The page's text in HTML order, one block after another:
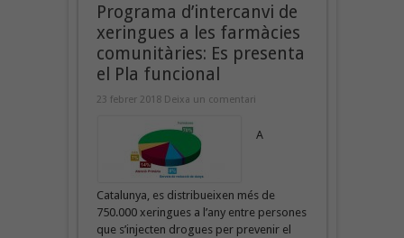
Programa d’intercanvi de
xeringues a les farmàcies
comunitàries: Es presenta
el Pla funcional
23 febrer 2018 Deixa un comentari
A
Catalunya, es distribueixen més de
750.000 xeringues a l’any entre persones
que s’injecten drogues per prevenir el